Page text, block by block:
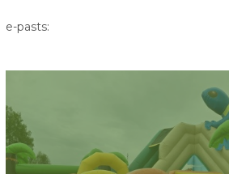
e-pasts: